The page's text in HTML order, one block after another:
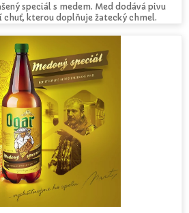
speciál s medem. Med dodává pivu
chuť, kterou doplňuje žatecký chmel.